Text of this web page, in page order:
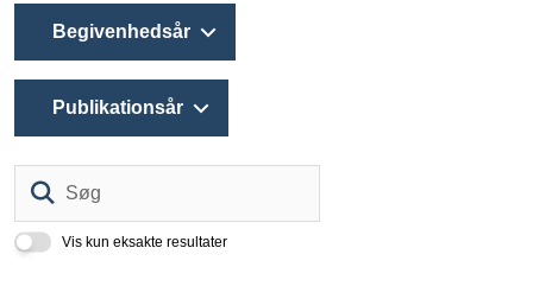
Vis kun eksakte resultater
Begivenhedsår
Publikationsår